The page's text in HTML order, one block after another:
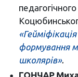
формування
школярів».
ГОНЧАР